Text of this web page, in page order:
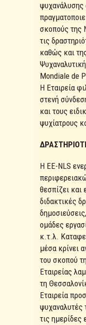
ψυχανάλυσης
σκοπούς της
τις
καθώς και
Mondiale de
Η Εταιρεία
στενή
και τους
ψυχίατρους
Η ΕΕ-NLS
θεσπίζει και
διδακτικές
ομάδες
κ.τ.λ.
μέσα κρίνει
του σκοπού
Εταιρείας
τη
Εταιρεία
ψυχαναλυτές
τις ημερίδες